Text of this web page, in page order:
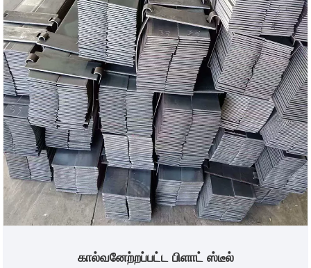
புள்ளிகளை நேரடியாகக் குறிப்பிடுகிறது: முழுமையற்ற
விவரக்குறிப்புகள், தரமற்ற பொருட்கள், மோசமான அரிப்பு
எதிர்ப்பு, மெதுவாக விநியோகம் மற்றும் நிறுவல் மறுவேலை.
கட்டுமானம், ஆற்றல், போக்குவரத்து மற்றும் இயந்திரங்கள்
உற்பத்தித் தொழில்களுக்கு மிகவும் நம்பகமான கட்டமைப்புப்
பொருட்களை நாங்கள் வழங்குகிறோம், அதே நேரத்தில்
கால்வனேற்றப்பட்ட பிளாட் ஸ்டீல் போன்ற எஃகுப் பொருட்களின்
தேவைகளுக்கு ஏற்றவாறு மாற்றியமைத்து, உலகளாவிய
வாடிக்கையாளர்களின் பொருள் தேவைகளுக்கு ஒரே
நேரத்தில் தீர்வு வழங்குகிறது.
கால்வனேற்றப்பட்ட பிளாட் ஸ்டீல்